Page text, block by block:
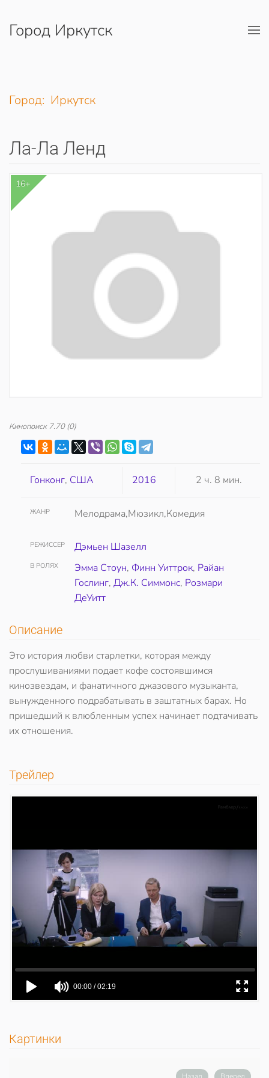
Перейти к содержимому
Город Иркутск
Город: Иркутск
Ла-Ла Ленд
16+
Кинопоиск 7.70(0)
Гонконг, США 2016 2 ч. 8 мин.
ЖАНР Мелодрама,Мюзикл,Комедия
РЕЖИССЕР Дэмьен Шазелл
В РОЛЯХ Эмма Стоун, Финн Уиттрок, Райан
Гослинг, Дж.К. Симмонс, Розмари
ДеУитт
Описание
Это история любви старлетки, которая между
прослушиваниями подает кофе состоявшимся
кинозвездам, и фанатичного джазового музыканта,
вынужденного подрабатывать в заштатных барах. Но
пришедший к влюбленным успех начинает подтачивать
их отношения.
Трейлер
Картинки